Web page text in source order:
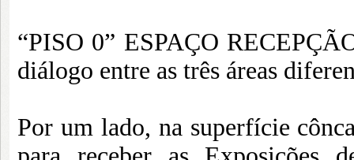
“PISO 0” ESPAÇO
diálogo entre as três áreas
Por um lado, na superfície